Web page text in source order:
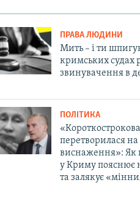
ПРАВА ЛЮДИНИ
Мить – і ти
кримських судах
звинувачення в
ПОЛІТИКА
перетворилася на
виснаження»: Як
у Криму пояснює
та залякує